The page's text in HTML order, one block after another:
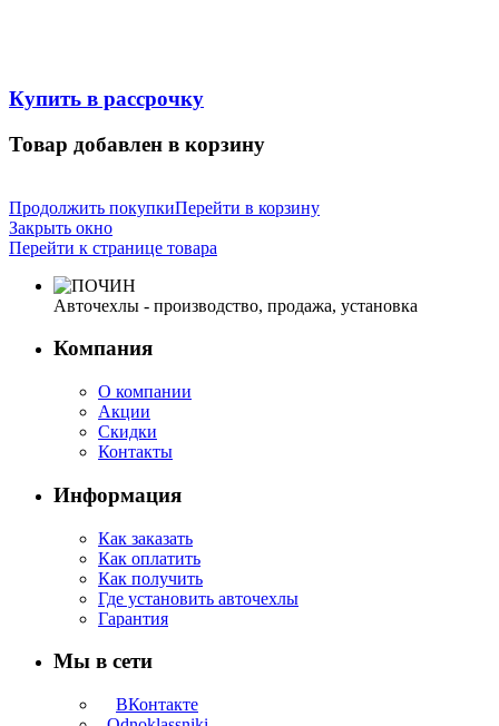
Купить в рассрочку
Товар добавлен в корзину
Продолжить покупкиПерейти в корзину
Закрыть окно
Перейти к странице товара
Авточехлы - производство, продажа, установка
Компания
О компании
Акции
Скидки
Контакты
Информация
Как заказать
Как оплатить
Как получить
Где установить авточехлы
Гарантия
Мы в сети
ВКонтакте